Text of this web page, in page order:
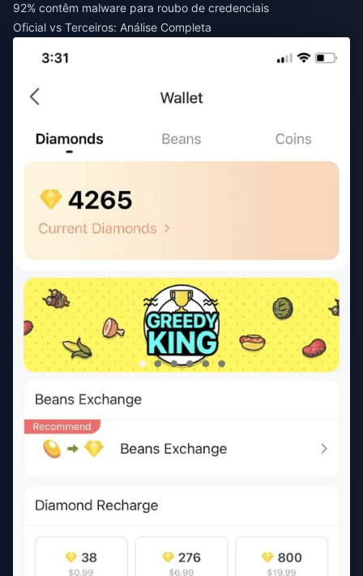
92% contêm malware para roubo de credenciais
Oficial vs Terceiros: Análise Completa